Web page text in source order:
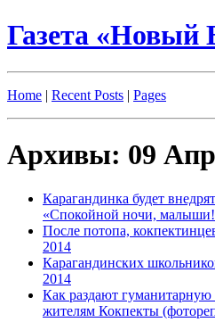
Газета «Новый
Home | Recent Posts | Pages
Архивы: 09
Карагандинка будет
«Спокойной ночи,
После потопа,
2014
Карагандинских
2014
Как раздают
жителям Кокпекты